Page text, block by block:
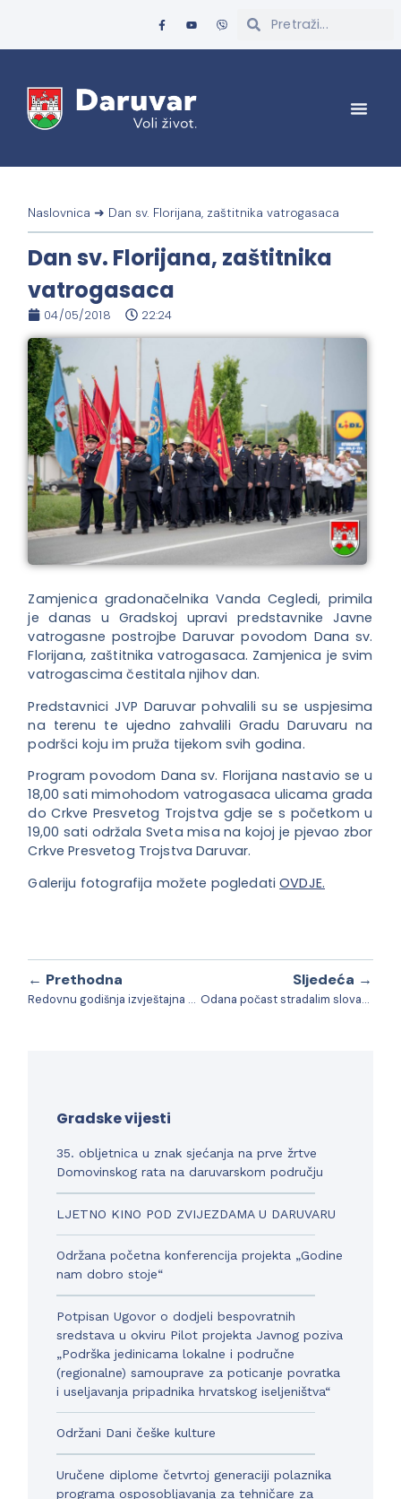
Naslovnica ➜ Dan sv. Florijana, zaštitnika vatrogasaca
Dan sv. Florijana, zaštitnika
vatrogasaca
04/05/2018 22:24
Zamjenica gradonačelnika Vanda Cegledi, primila
je danas u Gradskoj upravi predstavnike Javne
vatrogasne postrojbe Daruvar povodom Dana sv.
Florijana, zaštitnika vatrogasaca. Zamjenica je svim
vatrogascima čestitala njihov dan.
Predstavnici JVP Daruvar pohvalili su se uspjesima
na terenu te ujedno zahvalili Gradu Daruvaru na
podršci koju im pruža tijekom svih godina.
Program povodom Dana sv. Florijana nastavio se u
18,00 sati mimohodom vatrogasaca ulicama grada
do Crkve Presvetog Trojstva gdje se s početkom u
19,00 sati održala Sveta misa na kojoj je pjevao zbor
Crkve Presvetog Trojstva Daruvar.
Galeriju fotografija možete pogledatiOVDJE.
← Prethodna
Redovnu godišnja izvještajna Skupština udruge HVIDR-a Daruvar
Sljedeća →
Odana počast stradalim slovačkim građanima koji su pomagali Hrvatskoj tijekom Domovinskog rata
Gradske vijesti
35. obljetnica u znak sjećanja na prve žrtve
Domovinskog rata na daruvarskom području
LJETNO KINO POD ZVIJEZDAMA U DARUVARU
Održana početna konferencija projekta „Godine
nam dobro stoje“
Potpisan Ugovor o dodjeli bespovratnih
sredstava u okviru Pilot projekta Javnog poziva
„Podrška jedinicama lokalne i područne
(regionalne) samouprave za poticanje povratka
i useljavanja pripadnika hrvatskog iseljeništva“
Održani Dani češke kulture
Uručene diplome četvrtoj generaciji polaznika
programa osposobljavanja za tehničare za